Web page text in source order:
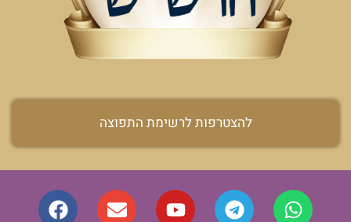
להצטרפות לרשימת התפוצה